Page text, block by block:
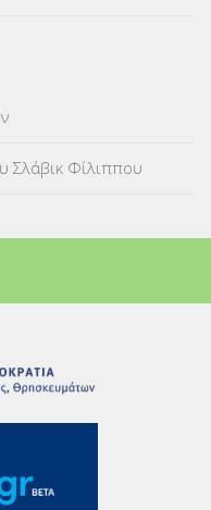
Σλάβικ Φίλιππου